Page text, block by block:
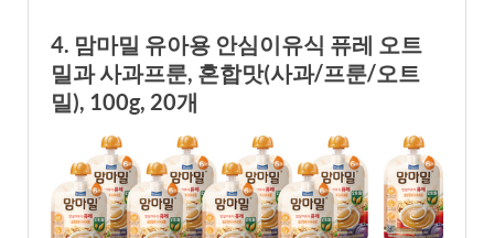
4. 맘마밀 유아용 안심이유식 퓨레 오트
밀과 사과프룬, 혼합맛(사과/프룬/오트
밀), 100g, 20개